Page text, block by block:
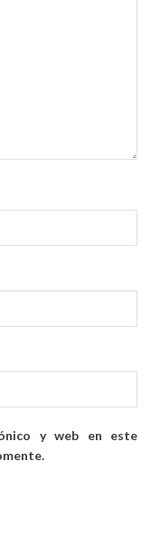
y web en este